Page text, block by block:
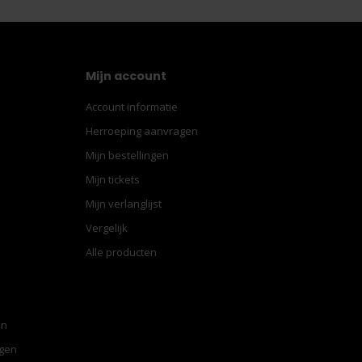
Mijn account
Account informatie
Herroeping aanvragen
Mijn bestellingen
Mijn tickets
Mijn verlanglijst
Vergelijk
Alle producten